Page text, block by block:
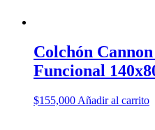
Colchón
Funcional
$155,000 Añadir al carrito